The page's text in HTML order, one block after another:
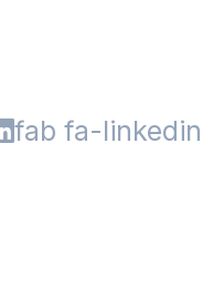
fab fa-linkedin